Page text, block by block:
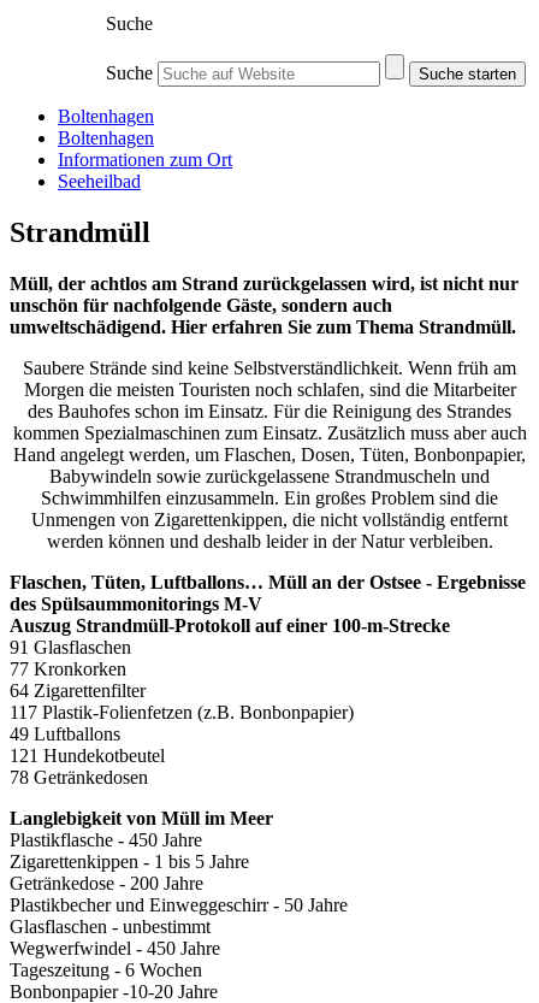
Suche
Suche Suche starten
Boltenhagen
Boltenhagen
Informationen zum Ort
Seeheilbad
Strandmüll
Müll, der achtlos am Strand zurückgelassen wird, ist nicht nur
unschön für nachfolgende Gäste, sondern auch
umweltschädigend. Hier erfahren Sie zum Thema Strandmüll.
Saubere Strände sind keine Selbstverständlichkeit. Wenn früh am
Morgen die meisten Touristen noch schlafen, sind die Mitarbeiter
des Bauhofes schon im Einsatz. Für die Reinigung des Strandes
kommen Spezialmaschinen zum Einsatz. Zusätzlich muss aber auch
Hand angelegt werden, um Flaschen, Dosen, Tüten, Bonbonpapier,
Babywindeln sowie zurückgelassene Strandmuscheln und
Schwimmhilfen einzusammeln. Ein großes Problem sind die
Unmengen von Zigarettenkippen, die nicht vollständig entfernt
werden können und deshalb leider in der Natur verbleiben.
Flaschen, Tüten, Luftballons… Müll an der Ostsee - Ergebnisse
des Spülsaummonitorings M-V
Auszug Strandmüll-Protokoll auf einer 100-m-Strecke
91 Glasflaschen
77 Kronkorken
64 Zigarettenfilter
117 Plastik-Folienfetzen (z.B. Bonbonpapier)
49 Luftballons
121 Hundekotbeutel
78 Getränkedosen
Langlebigkeit von Müll im Meer
Plastikflasche - 450 Jahre
Zigarettenkippen - 1 bis 5 Jahre
Getränkedose - 200 Jahre
Plastikbecher und Einweggeschirr - 50 Jahre
Glasflaschen - unbestimmt
Wegwerfwindel - 450 Jahre
Tageszeitung - 6 Wochen
Bonbonpapier -10-20 Jahre